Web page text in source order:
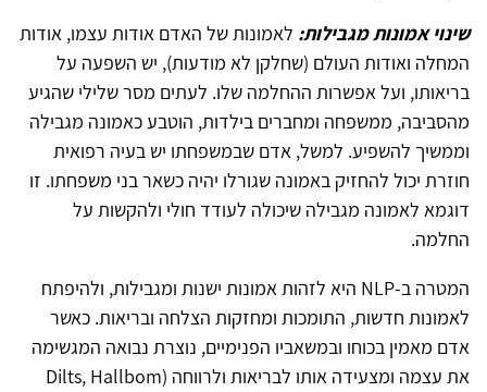
שינוי אמונות מגבילות: לאמונות של האדם אודות עצמו, אודות
המחלה ואודות העולם (שחלקן לא מודעות), יש השפעה על
בריאותו, ועל אפשרות ההחלמה שלו. לעתים מסר שלילי שהגיע
מהסביבה, ממשפחה ומחברים בילדות, הוטבע כאמונה מגבילה
וממשיך להשפיע. למשל, אדם שבמשפחתו יש בעיה רפואית
חוזרת יכול להחזיק באמונה שגורלו יהיה כשאר בני משפחתו. זו
דוגמא לאמונה מגבילה שיכולה לעודד חולי ולהקשות על
החלמה.
המטרה ב-NLP היא לזהות אמונות ישנות ומגבילות, ולהיפתח
לאמונות חדשות, התומכות ומחזקות הצלחה ובריאות. כאשר
אדם מאמין בכוחו ובמשאביו הפנימיים, נוצרת נבואה המגשימה
את עצמה ומצעידה אותו לבריאות ולרווחה (Dilts, Hallbom